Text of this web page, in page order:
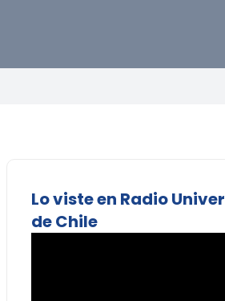
Lo viste en Radio
de Chile